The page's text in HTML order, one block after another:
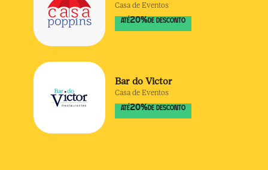
Casa de Eventos
ATÉ20% DE DESCONTO
Bar do Victor
Casa de Eventos
ATÉ20% DE DESCONTO